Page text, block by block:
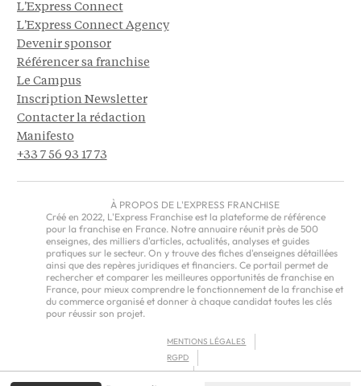
L'Express Connect
L'Express Connect Agency
Devenir sponsor
Référencer sa franchise
Le Campus
Inscription Newsletter
Contacter la rédaction
Manifesto
+33 7 56 93 17 73
À PROPOS DE L'EXPRESS FRANCHISE
Créé en 2022, L'Express Franchise est la plateforme de référence
pour la franchise en France. Notre annuaire réunit près de 500
enseignes, des milliers d'articles, actualités, analyses et guides
pratiques sur le secteur. On y trouve des fiches d'enseignes détaillées
ainsi que des repères juridiques et financiers. Ce portail permet de
rechercher et comparer les meilleures opportunités de franchise en
France, pour mieux comprendre le fonctionnement de la franchise et
du commerce organisé et donner à chaque candidat toutes les clés
pour réussir son projet.
MENTIONS LÉGALES
RGPD
CGU